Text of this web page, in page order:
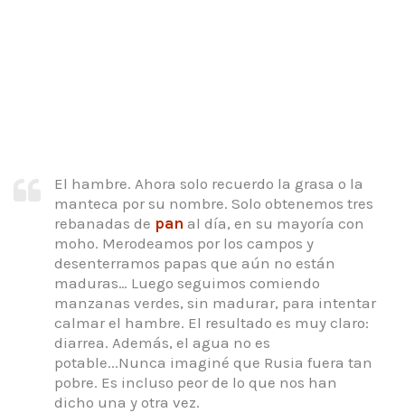
El hambre. Ahora solo recuerdo la grasa o la
manteca por su nombre. Solo obtenemos tres
rebanadas de pan al día, en su mayoría con
moho. Merodeamos por los campos y
desenterramos papas que aún no están
maduras… Luego seguimos comiendo
manzanas verdes, sin madurar, para intentar
calmar el hambre. El resultado es muy claro:
diarrea. Además, el agua no es
potable...Nunca imaginé que Rusia fuera tan
pobre. Es incluso peor de lo que nos han
dicho una y otra vez.